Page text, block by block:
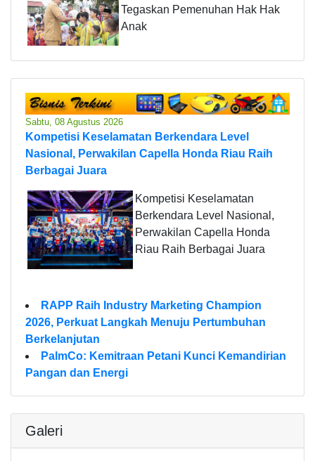
Tegaskan Pemenuhan Hak Hak
Anak
Sabtu, 08 Agustus 2026
Kompetisi Keselamatan Berkendara Level
Nasional, Perwakilan Capella Honda Riau Raih
Berbagai Juara
Kompetisi Keselamatan
Berkendara Level Nasional,
Perwakilan Capella Honda
Riau Raih Berbagai Juara
RAPP Raih Industry Marketing Champion
2026, Perkuat Langkah Menuju Pertumbuhan
Berkelanjutan
PalmCo: Kemitraan Petani Kunci Kemandirian
Pangan dan Energi
Galeri